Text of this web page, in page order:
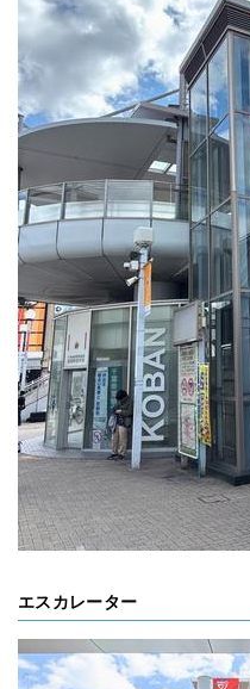
エスカレーター